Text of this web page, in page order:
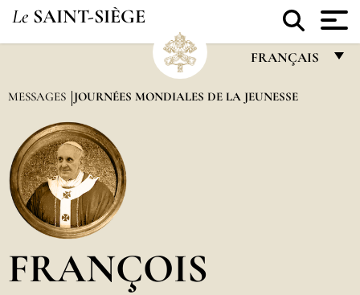
Le SAINT-SIÈGE
FRANÇAIS
FRANÇAIS
MESSAGES JOURNÉES MONDIALES DE LA JEUNESSE
FRANÇOIS